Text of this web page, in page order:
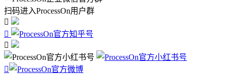
扫码进入ProcessOn用户群



